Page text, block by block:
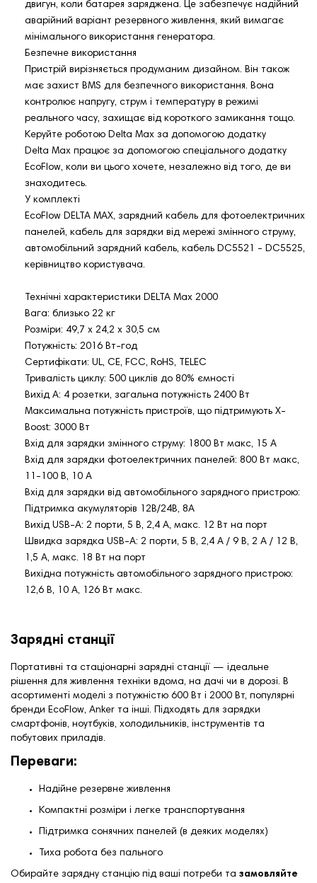
двигун, коли батарея заряджена. Це забезпечує надійний
аварійний варіант резервного живлення, який вимагає
мінімального використання генератора.
Безпечне використання
Пристрій вирізняється продуманим дизайном. Він також
має захист BMS для безпечного використання. Вона
контролює напругу, струм і температуру в режимі
реального часу, захищає від короткого замикання тощо.
Керуйте роботою Delta Max за допомогою додатку
Delta Max працює за допомогою спеціального додатку
EcoFlow, коли ви цього хочете, незалежно від того, де ви
знаходитесь.
У комплекті
EcoFlow DELTA MAX, зарядний кабель для фотоелектричних
панелей, кабель для зарядки від мережі змінного струму,
автомобільний зарядний кабель, кабель DC5521 - DC5525,
керівництво користувача.
Технічні характеристики DELTA Max 2000
Вага: близько 22 кг
Розміри: 49,7 x 24,2 x 30,5 см
Потужність: 2016 Вт-год
Сертифікати: UL, CE, FCC, RoHS, TELEC
Тривалість циклу: 500 циклів до 80% ємності
Вихід A: 4 розетки, загальна потужність 2400 Вт
Максимальна потужність пристроїв, що підтримують X-
Boost: 3000 Вт
Вхід для зарядки змінного струму: 1800 Вт макс, 15 А
Вхід для зарядки фотоелектричних панелей: 800 Вт макс,
11-100 В, 10 А
Вхід для зарядки від автомобільного зарядного пристрою:
Підтримка акумуляторів 12В/24В, 8А
Вихід USB-A: 2 порти, 5 В, 2,4 А, макс. 12 Вт на порт
Швидка зарядка USB-A: 2 порти, 5 В, 2,4 А / 9 В, 2 А / 12 В,
1,5 А, макс. 18 Вт на порт
Вихідна потужність автомобільного зарядного пристрою:
12,6 В, 10 А, 126 Вт макс.
Зарядні станції
Портативні та стаціонарні зарядні станції — ідеальне
рішення для живлення техніки вдома, на дачі чи в дорозі. В
асортименті моделі з потужністю 600 Вт і 2000 Вт, популярні
бренди EcoFlow, Anker та інші. Підходять для зарядки
смартфонів, ноутбуків, холодильників, інструментів та
побутових приладів.
Переваги:
Надійне резервне живлення
Компактні розміри і легке транспортування
Підтримка сонячних панелей (в деяких моделях)
Тиха робота без пального
Обирайте зарядну станцію під ваші потреби та замовляйте